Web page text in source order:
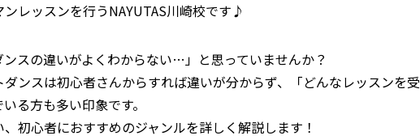
レッスンを行うNAYUTAS川崎校です♪
スの違いがよくわからない…」と思っていませんか？
ンスは初心者さんからすれば違いが分からず、「どんなレッスンを受
る方も多い印象です。
初心者におすすめのジャンルを詳しく解説します！